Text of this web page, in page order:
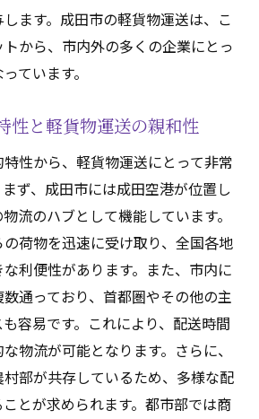
貢献する軽貨物運送の取り組み
業活動を支える軽貨物運送
運送の利便性国際物流のハブ成
速道路網と軽貨物運送
活用した迅速な配送サービス
へのアクセス向上と軽貨物運送
の整備と軽貨物運送の利便性
送を実現する高速道路の利用
流網と高速道路の重要性
送ビジネス環境の魅力と可能性
中心地としての成田空港
拠点とした軽貨物運送の優位性
の軽貨物運送の役割
ます。成田市の軽貨物運送は、こ
から、市内外の多くの企業にとっ
ています。
性と軽貨物運送の親和性
性から、軽貨物運送にとって非常
ず、成田市には成田空港が位置し
流のハブとして機能しています。
荷物を迅速に受け取り、全国各地
利便性があります。また、市内に
通っており、首都圏やその他の主
容易です。これにより、配送時間
物流が可能となります。さらに、
部が共存しているため、多様な配
とが求められます。都市部では商